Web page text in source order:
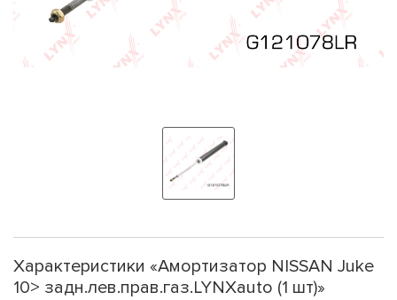
Характеристики «Амортизатор NISSAN Juke
10> задн.лев.прав.газ.LYNXauto (1 шт)»